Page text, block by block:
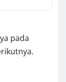
pada